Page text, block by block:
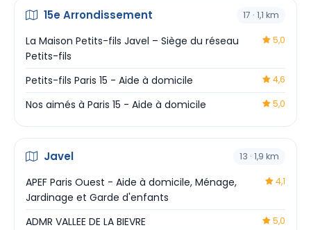
15e Arrondissement 17 · 1,1 km
La Maison Petits-fils Javel – Siège du réseau
Petits-fils
5,0
Petits-fils Paris 15 - Aide à domicile 4,6
Nos aimés à Paris 15 - Aide à domicile 5,0
Javel 13 · 1,9 km
APEF Paris Ouest - Aide à domicile, Ménage,
Jardinage et Garde d'enfants
4,1
ADMR VALLEE DE LA BIEVRE 5,0